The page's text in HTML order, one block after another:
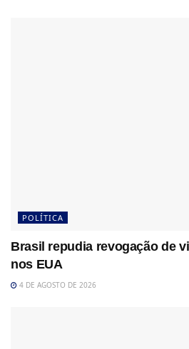
POLÍTICA
Brasil repudia revogação de
nos EUA
4 DE AGOSTO DE 2026